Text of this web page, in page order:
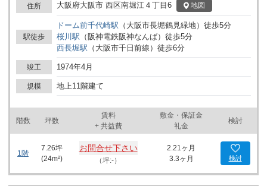
住所 大阪府大阪市 西区南堀江４丁目6 地図
駅徒歩
ドーム前千代崎駅 （ 大阪市長堀鶴見緑地） 徒歩5分
桜川駅 （ 阪神電鉄阪神なんば） 徒歩5分
西長堀駅 （ 大阪市千日前線 ） 徒歩6分
竣工 1974年4月
規模 地上11階建て
階数 坪数
賃料
+ 共益費
敷金・保証金
礼金
検討
1階
7.26坪
(24m²)
お問合せ下さい
（坪:-）
2.21ヶ月
3.3ヶ月
検討